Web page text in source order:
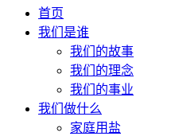
首页
我们是谁
我们的故事
我们的理念
我们的事业
我们做什么
家庭用盐